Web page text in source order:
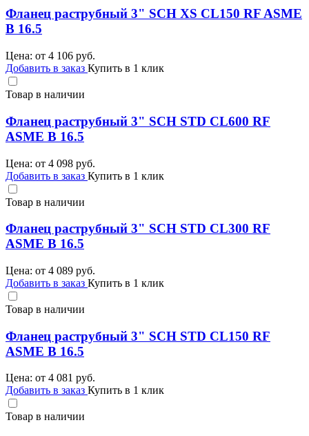
Фланец раструбный 3" SCH XS CL150 RF ASME
B 16.5
Цена: от 4 106 руб.
Добавить в заказ Купить в 1 клик
Товар в наличии
Фланец раструбный 3" SCH STD CL600 RF
ASME B 16.5
Цена: от 4 098 руб.
Добавить в заказ Купить в 1 клик
Товар в наличии
Фланец раструбный 3" SCH STD CL300 RF
ASME B 16.5
Цена: от 4 089 руб.
Добавить в заказ Купить в 1 клик
Товар в наличии
Фланец раструбный 3" SCH STD CL150 RF
ASME B 16.5
Цена: от 4 081 руб.
Добавить в заказ Купить в 1 клик
Товар в наличии